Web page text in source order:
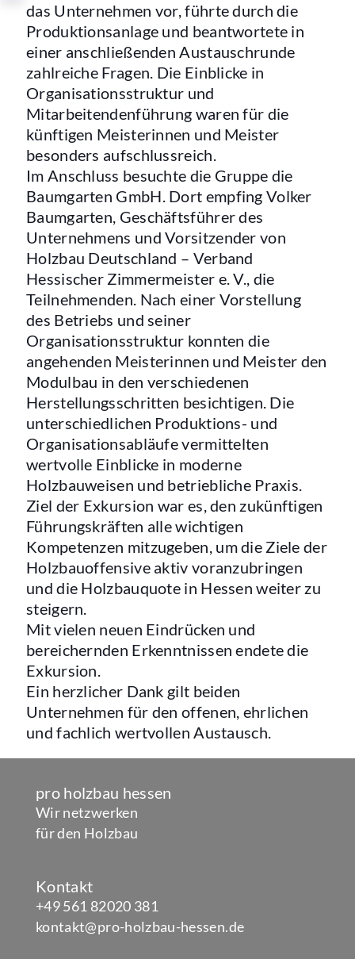
das Unternehmen vor, führte durch die
Produktionsanlage und beantwortete in
einer anschließenden Austauschrunde
zahlreiche Fragen. Die Einblicke in
Organisationsstruktur und
Mitarbeitendenführung waren für die
künftigen Meisterinnen und Meister
besonders aufschlussreich.
Im Anschluss besuchte die Gruppe die
Baumgarten GmbH. Dort empfing Volker
Baumgarten, Geschäftsführer des
Unternehmens und Vorsitzender von
Holzbau Deutschland – Verband
Hessischer Zimmermeister e. V., die
Teilnehmenden. Nach einer Vorstellung
des Betriebs und seiner
Organisationsstruktur konnten die
angehenden Meisterinnen und Meister den
Modulbau in den verschiedenen
Herstellungsschritten besichtigen. Die
unterschiedlichen Produktions- und
Organisationsabläufe vermittelten
wertvolle Einblicke in moderne
Holzbauweisen und betriebliche Praxis.
Ziel der Exkursion war es, den zukünftigen
Führungskräften alle wichtigen
Kompetenzen mitzugeben, um die Ziele der
Holzbauoffensive aktiv voranzubringen
und die Holzbauquote in Hessen weiter zu
steigern.
Mit vielen neuen Eindrücken und
bereichernden Erkenntnissen endete die
Exkursion.
Ein herzlicher Dank gilt beiden
Unternehmen für den offenen, ehrlichen
und fachlich wertvollen Austausch.
pro holzbau hessen
Wir netzwerken
für den Holzbau
Kontakt
+49 561 82020 381
kontakt@pro-holzbau-hessen.de